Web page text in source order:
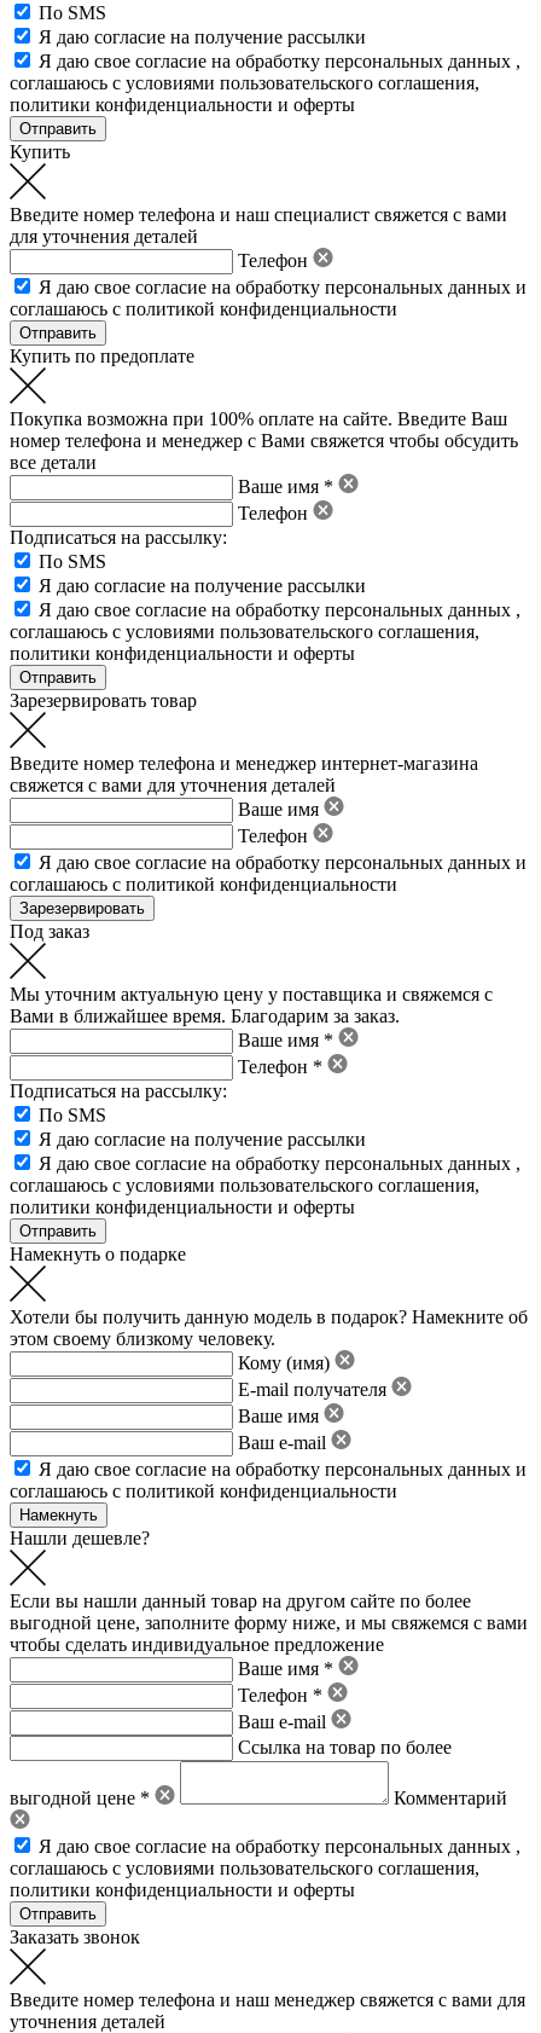
По SMS
Я даю согласие на получение рассылки
Я даю свое согласие на обработку персональных данных ,
соглашаюсь с условиями пользовательского соглашения,
политики конфиденциальности и оферты
Купить
Введите номер телефона и наш специалист свяжется с вами
для уточнения деталей
Телефон
Я даю свое согласие на обработку персональных данных и
соглашаюсь с политикой конфиденциальности
Купить по предоплате
Покупка возможна при 100% оплате на сайте. Введите Ваш
номер телефона и менеджер с Вами свяжется чтобы обсудить
все детали
Ваше имя *
Телефон
Подписаться на рассылку:
По SMS
Я даю согласие на получение рассылки
Я даю свое согласие на обработку персональных данных ,
соглашаюсь с условиями пользовательского соглашения,
политики конфиденциальности и оферты
Зарезервировать товар
Введите номер телефона и менеджер интернет-магазина
свяжется с вами для уточнения деталей
Ваше имя
Телефон
Я даю свое согласие на обработку персональных данных и
соглашаюсь с политикой конфиденциальности
Под заказ
Мы уточним актуальную цену у поставщика и свяжемся с
Вами в ближайшее время. Благодарим за заказ.
Ваше имя *
Телефон *
Подписаться на рассылку:
По SMS
Я даю согласие на получение рассылки
Я даю свое согласие на обработку персональных данных ,
соглашаюсь с условиями пользовательского соглашения,
политики конфиденциальности и оферты
Намекнуть о подарке
Хотели бы получить данную модель в подарок? Намекните об
этом своему близкому человеку.
Кому (имя)
E-mail получателя
Ваше имя
Ваш e-mail
Я даю свое согласие на обработку персональных данных и
соглашаюсь с политикой конфиденциальности
Нашли дешевле?
Если вы нашли данный товар на другом сайте по более
выгодной цене, заполните форму ниже, и мы свяжемся с вами
чтобы сделать индивидуальное предложение
Ваше имя *
Телефон *
Ваш e-mail
Ссылка на товар по более
выгодной цене * Комментарий
Я даю свое согласие на обработку персональных данных ,
соглашаюсь с условиями пользовательского соглашения,
политики конфиденциальности и оферты
Заказать звонок
Введите номер телефона и наш менеджер свяжется с вами для
уточнения деталей